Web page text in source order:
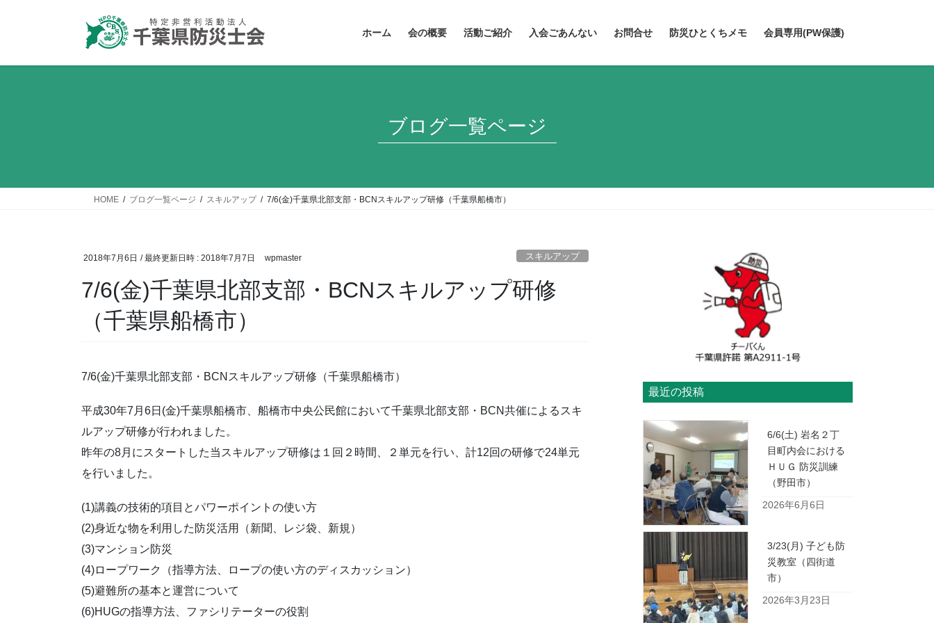
ホーム 会の概要 活動ご紹介 入会ごあんない お問合せ 防災ひとくちメモ 会員専用(PW保護)
ブログ一覧ページ
HOME ブログ一覧ページ スキルアップ 7/6(金)千葉県北部支部・BCNスキルアップ研修（千葉県船橋市）
2018年7月6日 / 最終更新日時 : 2018年7月7日 wpmaster スキルアップ
7/6(金)千葉県北部支部・BCNスキルアップ研修
（千葉県船橋市）
7/6(金)千葉県北部支部・BCNスキルアップ研修（千葉県船橋市）
平成30年7月6日(金)千葉県船橋市、船橋市中央公民館において千葉県北部支部・BCN共催によるスキ
ルアップ研修が行われました。
昨年の8月にスタートした当スキルアップ研修は１回２時間、２単元を行い、計12回の研修で24単元
を行いました。
(1)講義の技術的項目とパワーポイントの使い方
(2)身近な物を利用した防災活用（新聞、レジ袋、新規）
(3)マンション防災
(4)ロープワーク（指導方法、ロープの使い方のディスカッション）
(5)避難所の基本と運営について
(6)HUGの指導方法、ファシリテーターの役割
最近の投稿
6/6(土) 岩名２丁
目町内会における
ＨＵＧ 防災訓練
（野田市）
2026年6月6日
3/23(月) 子ども防
災教室（四街道
市）
2026年3月23日